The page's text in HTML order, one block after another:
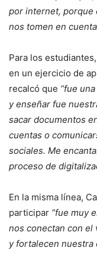
por internet, porque
nos tomen en
Para los
en un ejercicio de
recalcó que “fue
y enseñar fue
sacar documentos
cuentas o
sociales. Me
proceso de
En la misma línea,
participar “fue muy
nos conectan con
y fortalecen nuestra